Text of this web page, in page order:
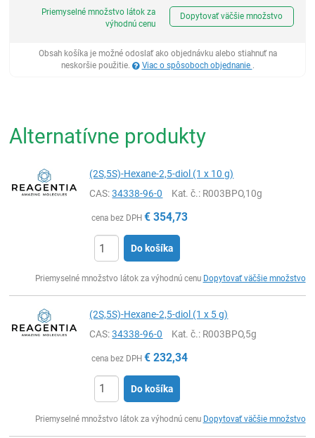
Priemyselné množstvo látok za
výhodnú cenu
Dopytovať väčšie množstvo
Obsah košíka je možné odoslať ako objednávku alebo stiahnuť na
neskoršie použitie.
Viac o spôsoboch objednanie .
Alternatívne produkty
(2S,5S)-Hexane-2,5-diol (1 x 10 g)
CAS:34338-96-0 Kat. č.: R003BPO,10g
cena bez DPH € 354,73
Do košíka
Priemyselné množstvo látok za výhodnú cenu Dopytovať väčšie množstvo
(2S,5S)-Hexane-2,5-diol (1 x 5 g)
CAS:34338-96-0 Kat. č.: R003BPO,5g
cena bez DPH € 232,34
Do košíka
Priemyselné množstvo látok za výhodnú cenu Dopytovať väčšie množstvo